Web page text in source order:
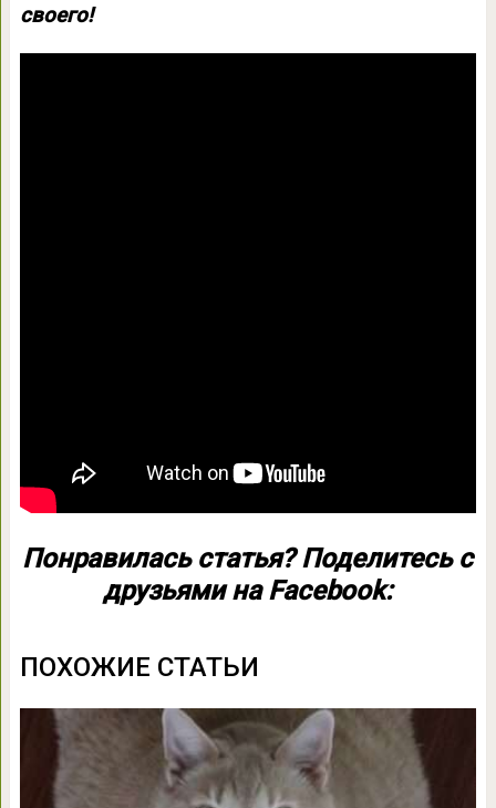
своего!
Понравилась статья? Поделитесь с
друзьями на Facebook:
ПОХОЖИЕ СТАТЬИ